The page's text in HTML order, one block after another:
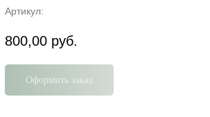
Артикул:
800,00 руб.
Оформить заказ